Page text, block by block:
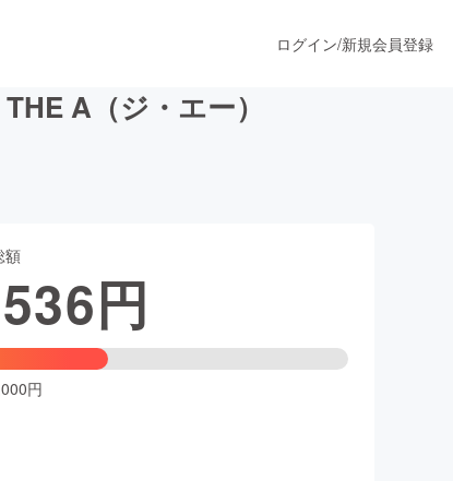
ファッション
ログイン/新規会員登録
A（ジ・エー）
額
円
円